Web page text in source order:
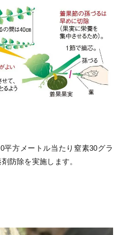
平方メートル当たり窒素30グラ
防除を実施します。